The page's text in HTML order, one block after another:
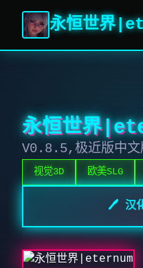
永恒世界
永恒世界
V0.8.5,极近版中文
视觉3D 欧美SLG
🖊️ 汉